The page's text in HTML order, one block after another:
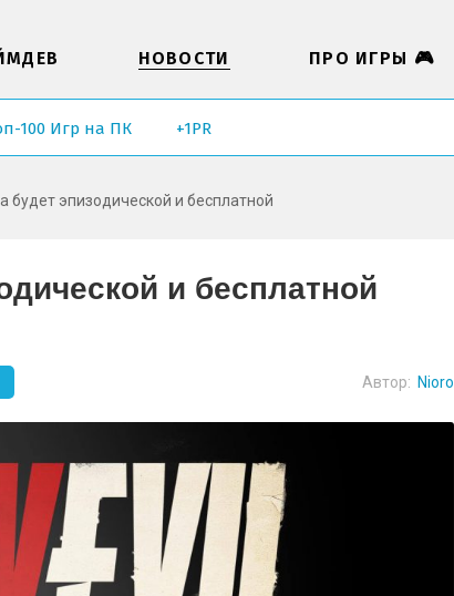
НОВОСТИ ПРО ИГРЫ 🎮
100 Игр на ПК +1PR
будет эпизодической и бесплатной
и бесплатной
Автор: Nioro